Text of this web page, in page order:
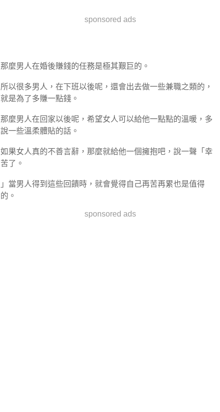
sponsored ads
那麼男人在婚後賺錢的任務是極其艱巨的。
所以很多男人，在下班以後呢，還會出去做一些兼職之類的，
就是為了多賺一點錢。
那麼男人在回家以後呢，希望女人可以給他一點點的溫暖，多
說一些溫柔體貼的話。
如果女人真的不善言辭，那麼就給他一個擁抱吧，說一聲「幸
苦了。
」當男人得到這些回饋時，就會覺得自己再苦再累也是值得
的。
sponsored ads